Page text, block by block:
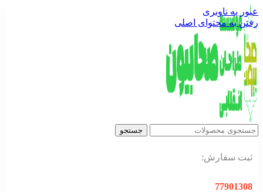
عبور به ناوبری
رفتن به محتوای اصلی
جستجو
ثبت سفارش:
77901308